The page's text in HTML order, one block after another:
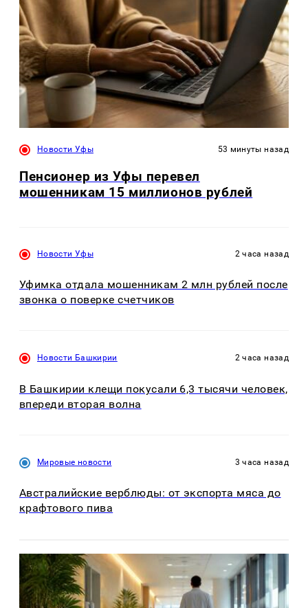
Новости Уфы 53 минуты назад
Пенсионер из Уфы перевел
мошенникам 15 миллионов рублей
Новости Уфы 2 часа назад
Уфимка отдала мошенникам 2 млн рублей после
звонка о поверке счетчиков
Новости Башкирии 2 часа назад
В Башкирии клещи покусали 6,3 тысячи человек,
впереди вторая волна
Мировые новости 3 часа назад
Австралийские верблюды: от экспорта мяса до
крафтового пива